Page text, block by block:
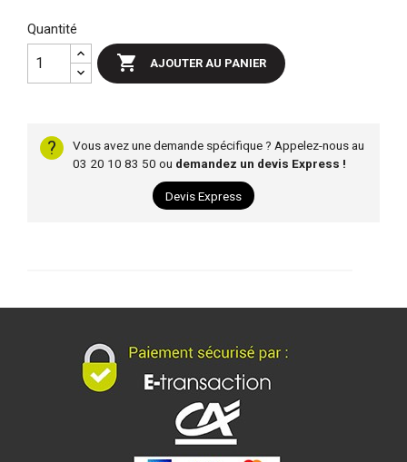
Quantité
 AJOUTER AU PANIER
?
Vous avez une demande spécifique ? Appelez-nous au
03 20 10 83 50 ou demandez un devis Express !
Devis Express